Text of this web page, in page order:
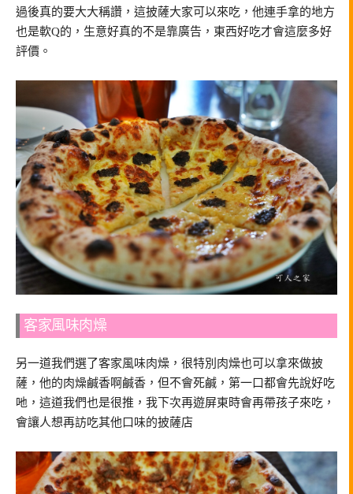
過後真的要大大稱讚，這披薩大家可以來吃，他連手拿的地方
也是軟Q的，生意好真的不是靠廣告，東西好吃才會這麼多好
評價。
客家風味肉燥
另一道我們選了客家風味肉燥，很特別肉燥也可以拿來做披
薩，他的肉燥鹹香啊鹹香，但不會死鹹，第一口都會先說好吃
吔，這道我們也是很推，我下次再遊屏東時會再帶孩子來吃，
會讓人想再訪吃其他口味的披薩店